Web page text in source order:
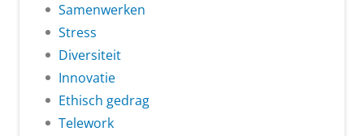
Samenwerken
Stress
Diversiteit
Innovatie
Ethisch gedrag
Telework